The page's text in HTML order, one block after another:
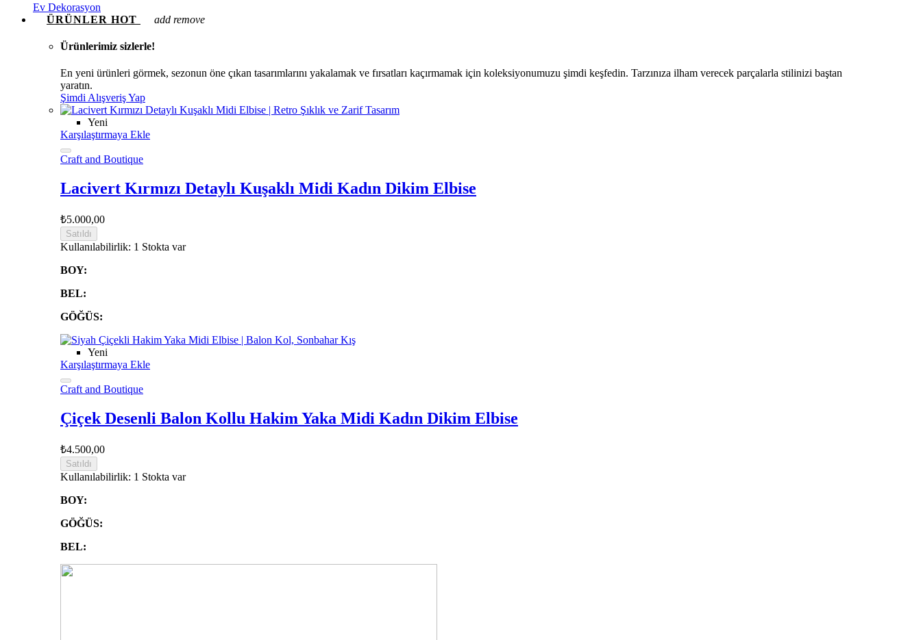
Ev Dekorasyon
ÜRÜNLER HOT add remove
Ürünlerimiz sizlerle!
En yeni ürünleri görmek, sezonun öne çıkan tasarımlarını yakalamak ve fırsatları kaçırmamak için koleksiyonumuzu şimdi keşfedin. Tarzınıza ilham verecek parçalarla stilinizi baştan
yaratın.
Şimdi Alışveriş Yap
Yeni
Karşılaştırmaya Ekle
Craft and Boutique
Lacivert Kırmızı Detaylı Kuşaklı Midi Kadın Dikim Elbise
₺5.000,00
Satıldı
Kullanılabilirlik: 1 Stokta var
BOY:
BEL:
GÖĞÜS:
Yeni
Karşılaştırmaya Ekle
Craft and Boutique
Çiçek Desenli Balon Kollu Hakim Yaka Midi Kadın Dikim Elbise
₺4.500,00
Satıldı
Kullanılabilirlik: 1 Stokta var
BOY:
GÖĞÜS:
BEL: